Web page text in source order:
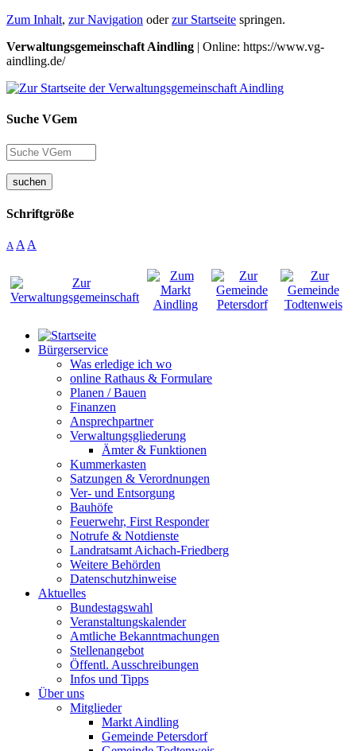
Zum Inhalt, zur Navigation oderzur Startseite springen.
Verwaltungsgemeinschaft Aindling | Online: https://www.vg-
aindling.de/
Suche VGem
suchen
Schriftgröße
A A A
Bürgerservice
Was erledige ich wo
online Rathaus & Formulare
Planen / Bauen
Finanzen
Ansprechpartner
Verwaltungsgliederung
Ämter & Funktionen
Kummerkasten
Satzungen & Verordnungen
Ver- und Entsorgung
Bauhöfe
Feuerwehr, First Responder
Notrufe & Notdienste
Landratsamt Aichach-Friedberg
Weitere Behörden
Datenschutzhinweise
Aktuelles
Bundestagswahl
Veranstaltungskalender
Amtliche Bekanntmachungen
Stellenangebot
Öffentl. Ausschreibungen
Infos und Tipps
Über uns
Mitglieder
Markt Aindling
Gemeinde Petersdorf